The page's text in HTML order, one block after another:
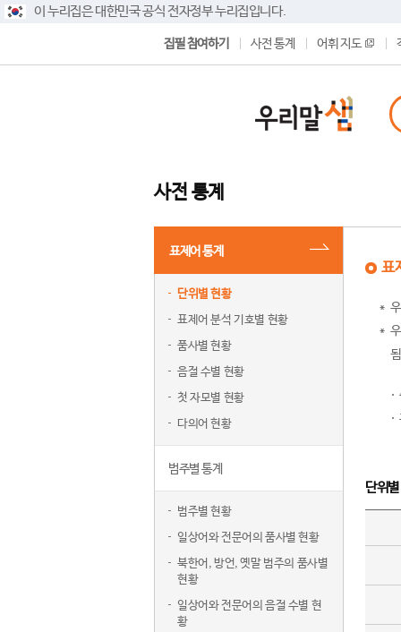
이 누리집은 대한민국 공식 전자정부 누리집입니다.
집필 참여하기 사전 통계 어휘 지도
사전 통계
표제어 통계
단위별 현황
표제어 분석 기호별 현황
품사별 현황
음절 수별 현황
첫 자모별 현황
다의어 현황
범주별 통계
범주별 현황
일상어와 전문어의 품사별 현황
북한어, 방언, 옛말 범주의 품사별
현황
일상어와 전문어의 음절 수별 현
황
표
단위